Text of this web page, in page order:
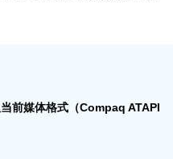
前媒体格式（Compaq ATAPI